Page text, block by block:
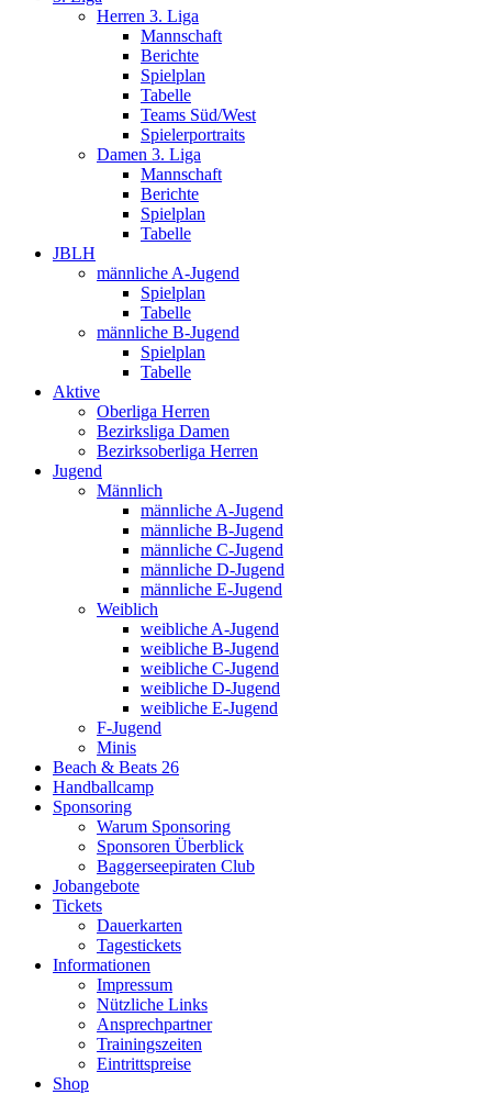
Herren 3. Liga
Mannschaft
Berichte
Spielplan
Tabelle
Teams Süd/West
Spielerportraits
Damen 3. Liga
Mannschaft
Berichte
Spielplan
Tabelle
JBLH
männliche A-Jugend
Spielplan
Tabelle
männliche B-Jugend
Spielplan
Tabelle
Aktive
Oberliga Herren
Bezirksliga Damen
Bezirksoberliga Herren
Jugend
Männlich
männliche A-Jugend
männliche B-Jugend
männliche C-Jugend
männliche D-Jugend
männliche E-Jugend
Weiblich
weibliche A-Jugend
weibliche B-Jugend
weibliche C-Jugend
weibliche D-Jugend
weibliche E-Jugend
F-Jugend
Minis
Beach & Beats 26
Handballcamp
Sponsoring
Warum Sponsoring
Sponsoren Überblick
Baggerseepiraten Club
Jobangebote
Tickets
Dauerkarten
Tagestickets
Informationen
Impressum
Nützliche Links
Ansprechpartner
Trainingszeiten
Eintrittspreise
Shop